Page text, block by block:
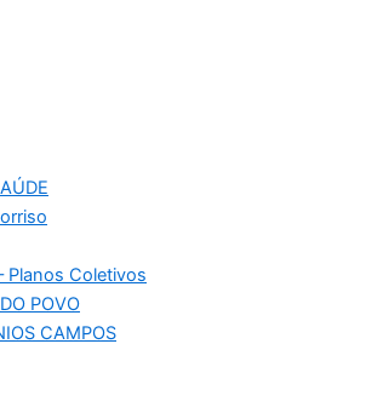
Planos Coletivos
POVO
CAMPOS